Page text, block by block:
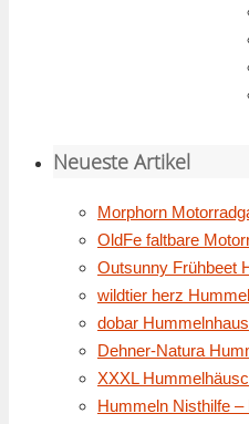
Neueste Artikel
Morphorn
OldFe faltbare
Outsunny Frühbeet
wildtier herz
dobar Hummelnhaus
Dehner-Natura
XXXL
Hummeln Nisthilfe